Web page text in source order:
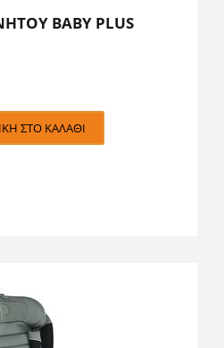
BABY PLUS
ΣΤΟ ΚΑΛΆΘΙ